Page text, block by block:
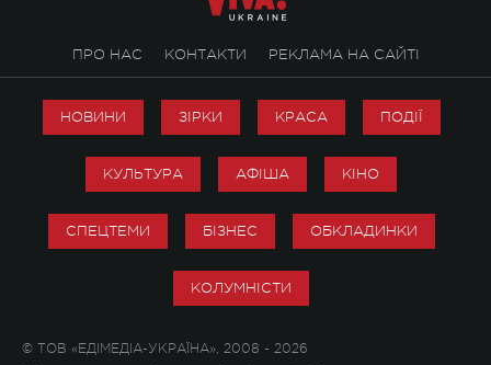
ПРО НАС КОНТАКТИ РЕКЛАМА НА САЙТІ
НОВИНИ ЗІРКИ КРАСА ПОДІЇ
КУЛЬТУРА АФІША КІНО
СПЕЦТЕМИ БІЗНЕС ОБКЛАДИНКИ
КОЛУМНІСТИ
© ТОВ «ЕДІМЕДІА-УКРАЇНА», 2008 - 2026